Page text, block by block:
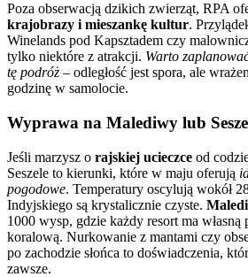
Poza obserwacją dzikich zwierząt, RPA
krajobrazy i mieszankę kultur.
Winelands pod Kapsztadem czy
tylko niektóre z atrakcji. Warto
tę podróż – odległość jest spora, ale
godzinę w samolocie.
Wyprawa na Malediwy lub
Jeśli marzysz o rajskiej ucieczce od
Seszele to kierunki, które w maju oferują
pogodowe. Temperatury oscylują wokół
Indyjskiego są krystalicznie czyste.
1000 wysp, gdzie każdy resort ma własną
koralową. Nurkowanie z mantami czy
po zachodzie słońca to doświadczenia,
zawsze.